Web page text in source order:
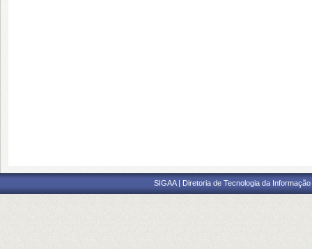
SIGAA | Diretoria de Tecnologia da